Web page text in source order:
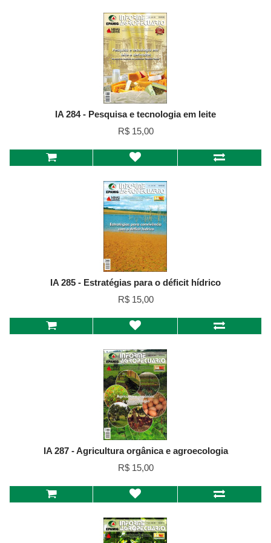
IA 284 - Pesquisa e tecnologia em leite
R$ 15,00
IA 285 - Estratégias para o déficit hídrico
R$ 15,00
IA 287 - Agricultura orgânica e agroecologia
R$ 15,00